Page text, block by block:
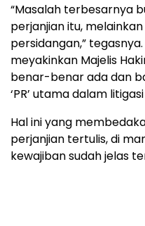
“Masalah terbesarnya
perjanjian itu,
persidangan,”
meyakinkan Majelis
benar-benar ada dan
‘PR’ utama dalam
Hal ini yang
perjanjian tertulis, di
kewajiban sudah jelas